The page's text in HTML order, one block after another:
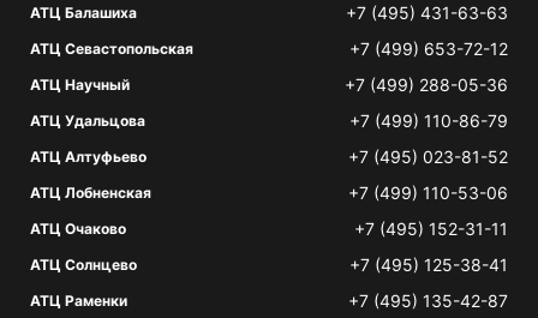
АТЦ Балашиха +7 (495) 431-63-63
АТЦ Севастопольская +7 (499) 653-72-12
АТЦ Научный +7 (499) 288-05-36
АТЦ Удальцова +7 (499) 110-86-79
АТЦ Алтуфьево +7 (495) 023-81-52
АТЦ Лобненская +7 (499) 110-53-06
АТЦ Очаково +7 (495) 152-31-11
АТЦ Солнцево +7 (495) 125-38-41
АТЦ Раменки +7 (495) 135-42-87